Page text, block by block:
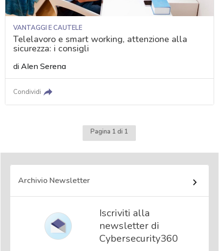
VANTAGGI E CAUTELE
Telelavoro e smart working, attenzione alla
sicurezza: i consigli
diAlen Serena
Condividi
Pagina 1 di 1
Archivio Newsletter
Iscriviti alla
newsletter di
Cybersecurity360